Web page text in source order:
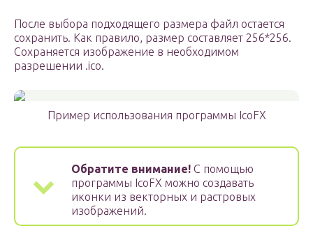
После выбора подходящего размера файл остается
сохранить. Как правило, размер составляет 256*256.
Сохраняется изображение в необходимом
разрешении .ico.
Пример использования программы IcoFX
Обратите внимание! С помощью
программы IcoFX можно создавать
иконки из векторных и растровых
изображений.